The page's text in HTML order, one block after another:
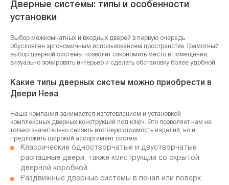
Дверные системы: типы и особенности
установки
Выбор межкомнатных и входных дверей в первую очередь
обусловлен эргономичным использованием пространства. Грамотный
выбор дверной системы позволит сэкономить место в помещении,
визуально зонировать интерьер и сделать обстановку более удобной.
Какие типы дверных систем можно приобрести в
Двери Нева
Наша компания занимается изготовлением и установкой
комплексных дверных конструкций под ключ. Это позволяет нам не
только значительно снизить итоговую стоимость изделий, но и
предложить широкий ассортимент систем:
Классические одностворчатые и двустворчатые
распашные двери, также конструкции со скрытой
дверной коробкой.
Раздвижные дверные системы в пенал или поверх